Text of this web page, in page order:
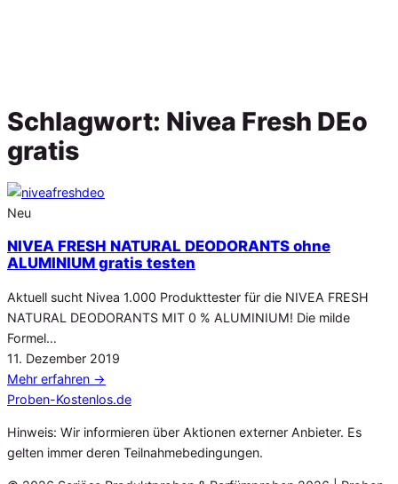
Schlagwort: Nivea Fresh DEo
gratis
Neu
NIVEA FRESH NATURAL DEODORANTS ohne
ALUMINIUM gratis testen
Aktuell sucht Nivea 1.000 Produkttester für die NIVEA FRESH
NATURAL DEODORANTS MIT 0 % ALUMINIUM! Die milde
Formel…
Veröffentlicht
am
11. Dezember 2019
Mehr erfahren →
Proben-Kostenlos.de
Hinweis: Wir informieren über Aktionen externer Anbieter. Es
gelten immer deren Teilnahmebedingungen.